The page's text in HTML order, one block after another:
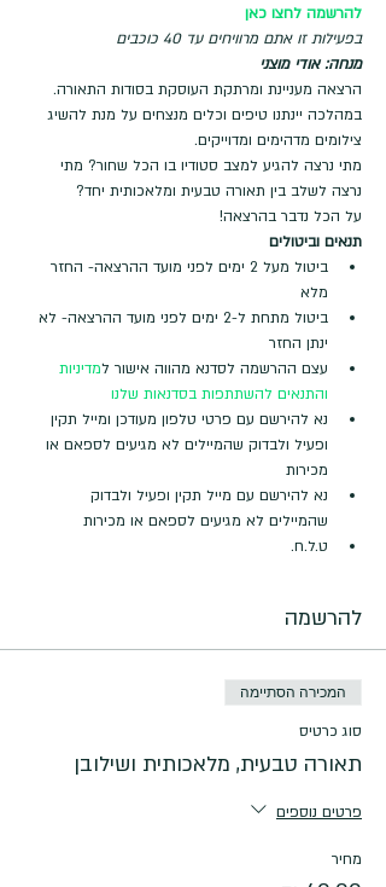
להרשמה לחצו כאן
בפעילות זו אתם מרוויחים עד 40 כוכבים
מנחה: אודי מוצני
הרצאה מעניינת ומרתקת העוסקת בסודות התאורה.
במהלכה יינתנו טיפים וכלים מנצחים על מנת להשיג
צילומים מדהימים ומדוייקים.
מתי נרצה להגיע למצב סטודיו בו הכל שחור? מתי
נרצה לשלב בין תאורה טבעית ומלאכותית יחד?
על הכל נדבר בהרצאה!
תנאים וביטולים
ביטול מעל 2 ימים לפני מועד ההרצאה- החזר
מלא
ביטול מתחת ל-2 ימים לפני מועד ההרצאה- לא
ינתן החזר
עצם ההרשמה לסדנא מהווה אישור למדיניות
והתנאים להשתתפות בסדנאות שלנו
נא להירשם עם פרטי טלפון מעודכן ומייל תקין
ופעיל ולבדוק שהמיילים לא מגיעים לספאם או
מכירות
נא להירשם עם מייל תקין ופעיל ולבדוק
שהמיילים לא מגיעים לספאם או מכירות
ט.ל.ח.
להרשמה
המכירה הסתיימה
סוג כרטיס
תאורה טבעית, מלאכותית ושילובן
פרטים נוספים
מחיר